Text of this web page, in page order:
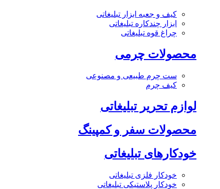
کیف و جعبه ابزار تبلیغاتی
ابزار چندکاره تبلیغاتی
چراغ قوه تبلیغاتی
محصولات چرمی
ست چرم طبیعی و مصنوعی
کیف چرم
لوازم تحریر تبلیغاتی
محصولات سفر و کمپینگ
خودکارهای تبلیغاتی
خودکار فلزی تبلیغاتی
خودکار پلاستیکی تبلیغاتی